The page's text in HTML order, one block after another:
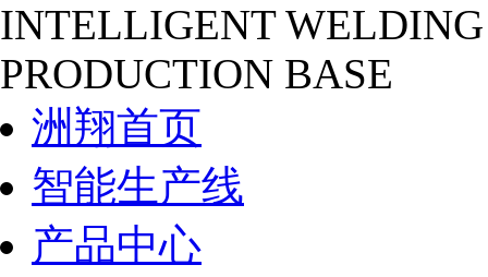
INTELLIGENT
PRODUCTION BASE
洲翔首页
智能生产线
产品中心